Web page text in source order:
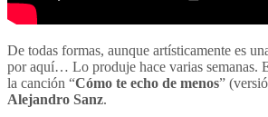
De todas formas, aunque artísticamente es
por aquí… Lo produje hace varias semanas.
la canción “Cómo te echo de menos”
Alejandro Sanz.